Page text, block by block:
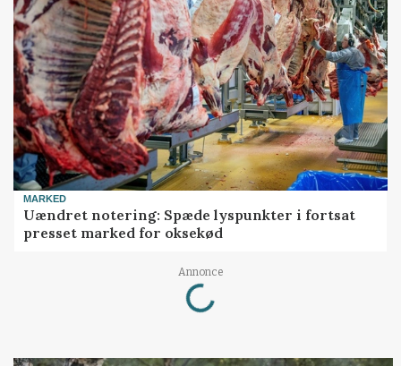
MARKED
Uændret notering: Spæde lyspunkter i fortsat
presset marked for oksekød
Annonce
Loading...